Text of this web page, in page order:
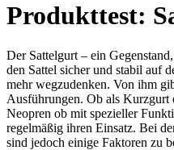
Produkttest:
Der Sattelgurt – ein
den Sattel sicher und stabil auf
mehr wegzudenken. Von ihm
Ausführungen. Ob als Kurzgurt
Neopren ob mit spezieller
regelmäßig ihren Einsatz. Bei
sind jedoch einige Faktoren zu